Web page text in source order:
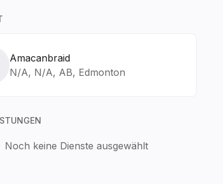
Amacanbraid
N/A, N/A, AB, Edmonton
Noch keine Dienste ausgewählt